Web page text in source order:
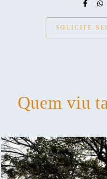
SOLICITE
Quem viu